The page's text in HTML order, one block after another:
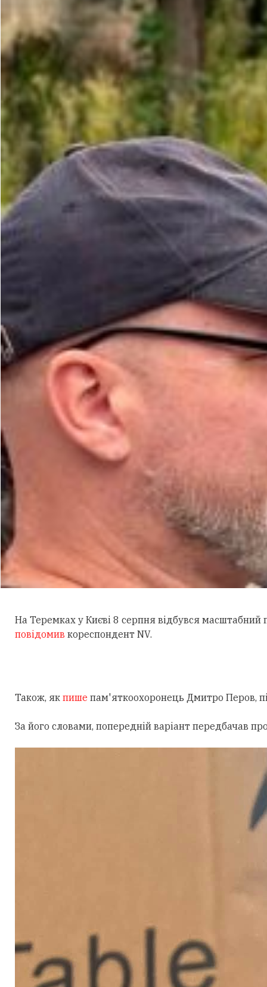
На Теремках у Києві 8 серпня відбувся масштабний
повідомив кореспондент NV.
Також, як пише пам'яткоохоронець Дмитро Перов,
За його словами, попередній варіант передбачав